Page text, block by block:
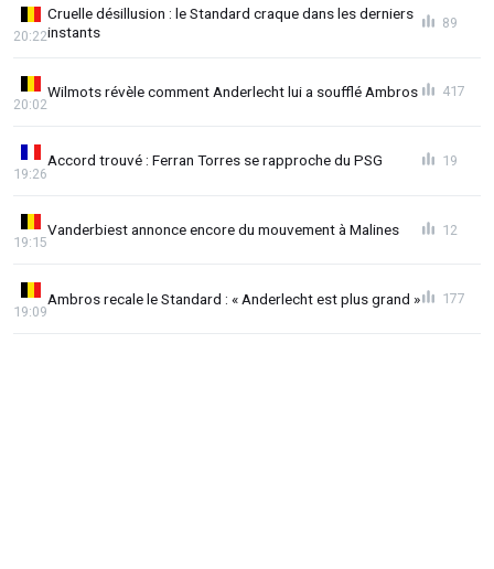
Cruelle désillusion : le Standard craque dans les derniers
instants
20:22
89
Wilmots révèle comment Anderlecht lui a soufflé Ambros
20:02
417
Accord trouvé : Ferran Torres se rapproche du PSG
19:26
19
Vanderbiest annonce encore du mouvement à Malines
19:15
12
Ambros recale le Standard : « Anderlecht est plus grand »
19:09
177